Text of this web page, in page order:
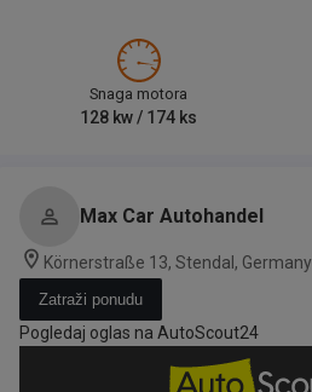
Snaga motora
128 kw / 174 ks
Max Car Autohandel
Körnerstraße 13, Stendal, Germany
Zatraži ponudu
Pogledaj oglas na AutoScout24